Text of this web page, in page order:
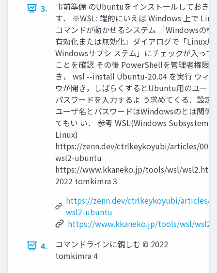
3.
事前準備 のUbuntuをインストールしておきま
す． ※WSL: 端的にいえば Windows 上で
コマンドが動かせるシステム 「Windowsの機
有効化または無効化」ダイアログで「Linux用
Windowsサブシ ステム」にチェックが入って
ことを確認 その後 PowerShellを管理者権限
き， wsl --install Ubuntu-20.04 を実行 ウィ
ウが開き，しばらくするとUbuntu用のユー
パスワードを入力するよ う求めてくる．設定
ユーザ名とパスワードはWindowsのとは関係
てもい い． 参考 WSL(Windows Subsystem
Linux)
https://zenn.dev/ctrlkeykoyubi/articles/002-
wsl2-ubuntu
https://www.kkaneko.jp/tools/wsl/
2022 tomkimra 3
https://zenn.dev/ctrlkeykoyubi/articles/
wsl2-ubuntu
https://www.kkaneko.jp/tools/wsl/
4.
コマンドラインに親しむ ©︎ 2022
tomkimra 4